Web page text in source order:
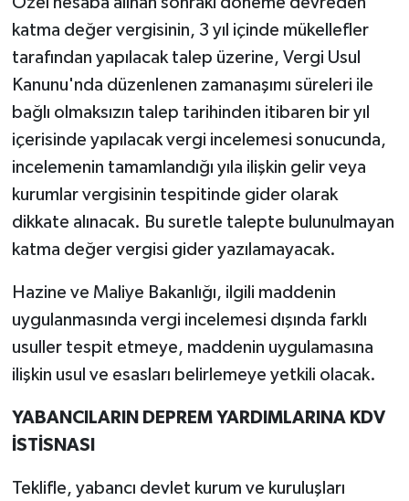
katma değer vergisinin, 3 yıl içinde mükellefler
tarafından yapılacak talep üzerine, Vergi Usul
Kanunu'nda düzenlenen zamanaşımı süreleri ile
bağlı olmaksızın talep tarihinden itibaren bir yıl
içerisinde yapılacak vergi incelemesi sonucunda,
incelemenin tamamlandığı yıla ilişkin gelir veya
kurumlar vergisinin tespitinde gider olarak
dikkate alınacak. Bu suretle talepte bulunulmayan
katma değer vergisi gider yazılamayacak.
Hazine ve Maliye Bakanlığı, ilgili maddenin
uygulanmasında vergi incelemesi dışında farklı
usuller tespit etmeye, maddenin uygulamasına
ilişkin usul ve esasları belirlemeye yetkili olacak.
YABANCILARIN DEPREM YARDIMLARINA KDV
İSTİSNASI
Teklifle, yabancı devlet kurum ve kuruluşları